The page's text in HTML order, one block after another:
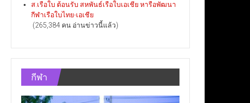
ส.เรือใบ ต้อนรับ สหพันธ์เรือใบเอเชีย หารือพัฒนา
กีฬาเรือใบไทย-เอเชีย
(265,384 คน อ่านข่าวนี้แล้ว)
กีฬา